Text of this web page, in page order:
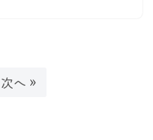
次へ »